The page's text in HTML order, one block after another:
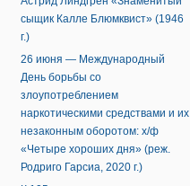
сыщик Калле Блюмквист» (1946
г.)
26 июня — Международный
День борьбы со
злоупотреблением
наркотическими средствами и их
незаконным оборотом: х/ф
«Четыре хороших дня» (реж.
Родриго Гарсиа, 2020 г.)